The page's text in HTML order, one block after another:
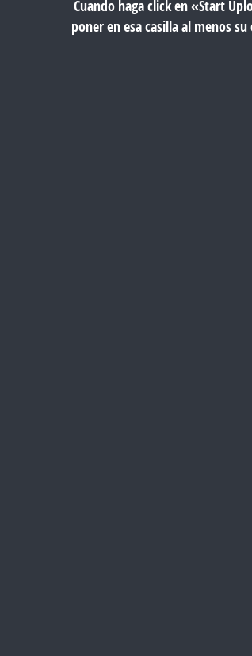
Cuando haga click en «Start
poner en esa casilla al menos